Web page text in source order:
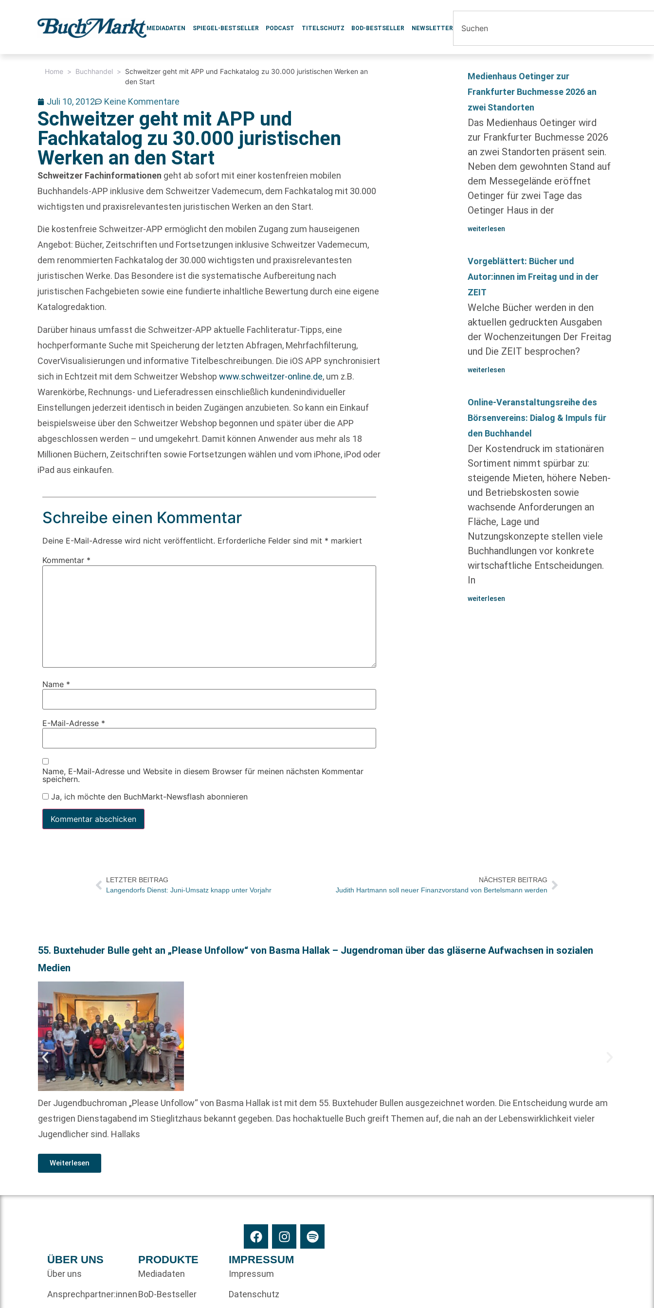
MEDIADATEN SPIEGEL-BESTSELLER PODCAST TITELSCHUTZ BOD-BESTSELLER NEWSLETTER
Home > Buchhandel > Schweitzer geht mit APP und Fachkatalog zu 30.000 juristischen Werken an
den Start
Juli 10, 2012 Keine Kommentare
Schweitzer geht mit APP und
Fachkatalog zu 30.000 juristischen
Werken an den Start
Schweitzer Fachinformationen geht ab sofort mit einer kostenfreien mobilen
Buchhandels-APP inklusive dem Schweitzer Vademecum, dem Fachkatalog mit 30.000
wichtigsten und praxisrelevantesten juristischen Werken an den Start.
Die kostenfreie Schweitzer-APP ermöglicht den mobilen Zugang zum hauseigenen
Angebot: Bücher, Zeitschriften und Fortsetzungen inklusive Schweitzer Vademecum,
dem renommierten Fachkatalog der 30.000 wichtigsten und praxisrelevantesten
juristischen Werke. Das Besondere ist die systematische Aufbereitung nach
juristischen Fachgebieten sowie eine fundierte inhaltliche Bewertung durch eine eigene
Katalogredaktion.
Darüber hinaus umfasst die Schweitzer-APP aktuelle Fachliteratur-Tipps, eine
hochperformante Suche mit Speicherung der letzten Abfragen, Mehrfachfilterung,
CoverVisualisierungen und informative Titelbeschreibungen. Die iOS APP synchronisiert
sich in Echtzeit mit dem Schweitzer Webshopwww.schweitzer-online.de, um z.B.
Warenkörbe, Rechnungs- und Lieferadressen einschließlich kundenindividueller
Einstellungen jederzeit identisch in beiden Zugängen anzubieten. So kann ein Einkauf
beispielsweise über den Schweitzer Webshop begonnen und später über die APP
abgeschlossen werden – und umgekehrt. Damit können Anwender aus mehr als 18
Millionen Büchern, Zeitschriften sowie Fortsetzungen wählen und vom iPhone, iPod oder
iPad aus einkaufen.
Schreibe einen Kommentar
Deine E-Mail-Adresse wird nicht veröffentlicht. Erforderliche Felder sind mit * markiert
Kommentar *
Name *
E-Mail-Adresse *
Name, E-Mail-Adresse und Website in diesem Browser für meinen nächsten Kommentar
speichern.
Ja, ich möchte den BuchMarkt-Newsflash abonnieren
Medienhaus Oetinger zur
Frankfurter Buchmesse 2026 an
zwei Standorten
Das Medienhaus Oetinger wird
zur Frankfurter Buchmesse 2026
an zwei Standorten präsent sein.
Neben dem gewohnten Stand auf
dem Messegelände eröffnet
Oetinger für zwei Tage das
Oetinger Haus in der
weiterlesen
Vorgeblättert: Bücher und
Autor:innen im Freitag und in der
ZEIT
Welche Bücher werden in den
aktuellen gedruckten Ausgaben
der Wochenzeitungen Der Freitag
und Die ZEIT besprochen?
weiterlesen
Online-Veranstaltungsreihe des
Börsenvereins: Dialog & Impuls für
den Buchhandel
Der Kostendruck im stationären
Sortiment nimmt spürbar zu:
steigende Mieten, höhere Neben-
und Betriebskosten sowie
wachsende Anforderungen an
Fläche, Lage und
Nutzungskonzepte stellen viele
Buchhandlungen vor konkrete
wirtschaftliche Entscheidungen.
In
weiterlesen
LETZTER BEITRAG
Langendorfs Dienst: Juni-Umsatz knapp unter Vorjahr
NÄCHSTER BEITRAG
Judith Hartmann soll neuer Finanzvorstand von Bertelsmann werden
55. Buxtehuder Bulle geht an „Please Unfollow“ von Basma Hallak – Jugendroman über das gläserne Aufwachsen in sozialen
Medien
Der Jugendbuchroman „Please Unfollow“ von Basma Hallak ist mit dem 55. Buxtehuder Bullen ausgezeichnet worden. Die Entscheidung wurde am
gestrigen Dienstagabend im Stieglitzhaus bekannt gegeben. Das hochaktuelle Buch greift Themen auf, die nah an der Lebenswirklichkeit vieler
Jugendlicher sind. Hallaks
Weiterlesen
ÜBER UNS
Über uns
Ansprechpartner:innen
PRODUKTE
Mediadaten
BoD-Bestseller
IMPRESSUM
Impressum
Datenschutz